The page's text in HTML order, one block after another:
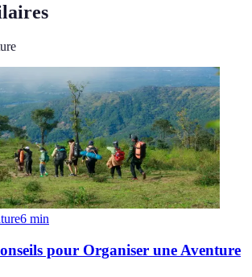
6 min
pour Organiser une Aventure